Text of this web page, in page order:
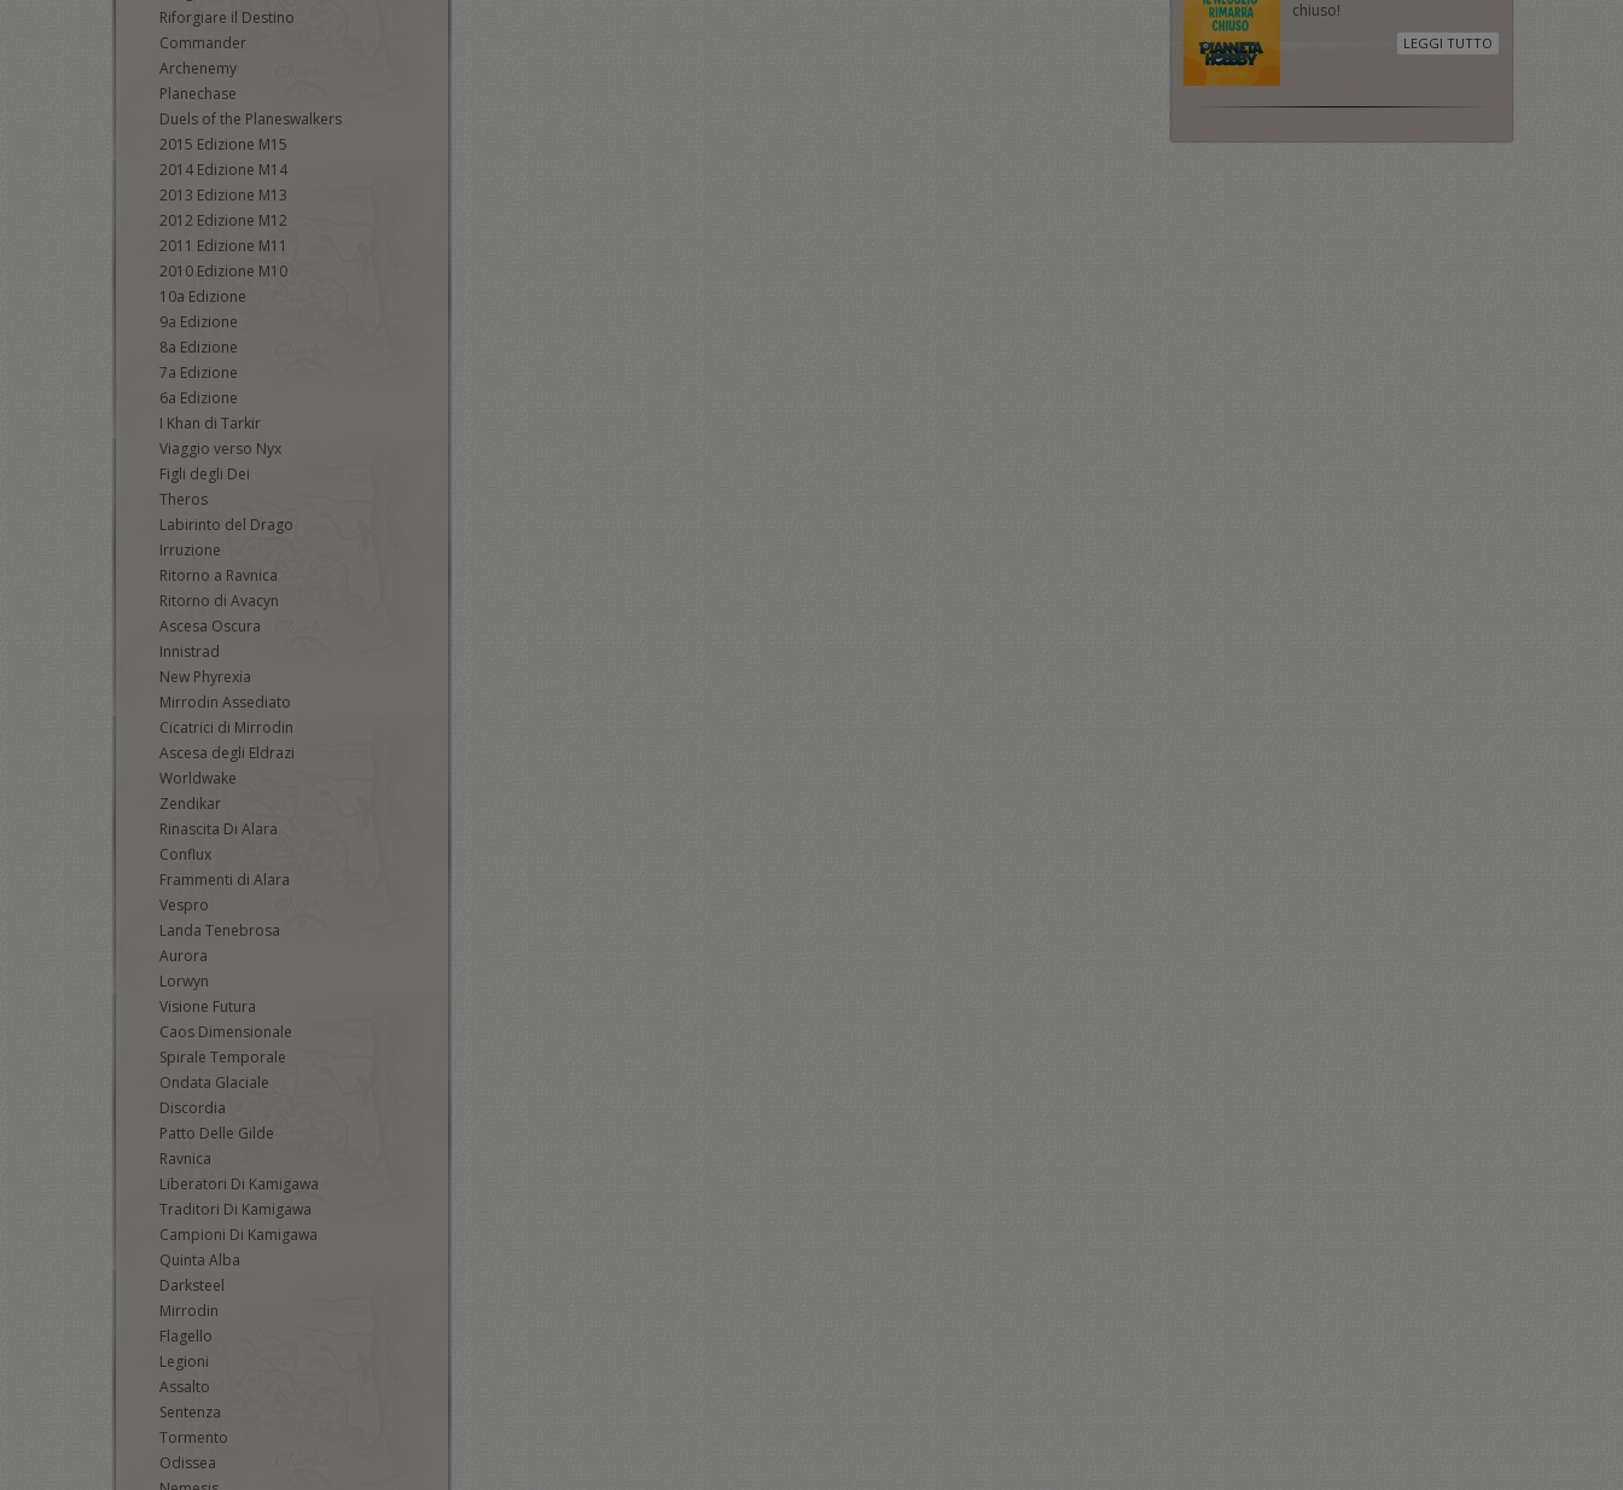
Riforgiare il Destino
Commander
Archenemy
Planechase
Duels of the Planeswalkers
2015 Edizione M15
2014 Edizione M14
2013 Edizione M13
2012 Edizione M12
2011 Edizione M11
2010 Edizione M10
10a Edizione
9a Edizione
8a Edizione
7a Edizione
6a Edizione
I Khan di Tarkir
Viaggio verso Nyx
Figli degli Dei
Theros
Labirinto del Drago
Irruzione
Ritorno a Ravnica
Ritorno di Avacyn
Ascesa Oscura
Innistrad
New Phyrexia
Mirrodin Assediato
Cicatrici di Mirrodin
Ascesa degli Eldrazi
Worldwake
Zendikar
Rinascita Di Alara
Conflux
Frammenti di Alara
Vespro
Landa Tenebrosa
Aurora
Lorwyn
Visione Futura
Caos Dimensionale
Spirale Temporale
Ondata Glaciale
Discordia
Patto Delle Gilde
Ravnica
Liberatori Di Kamigawa
Traditori Di Kamigawa
Campioni Di Kamigawa
Quinta Alba
Darksteel
Mirrodin
Flagello
Legioni
Assalto
Sentenza
Tormento
Odissea
chiuso!
LEGGI TUTTO